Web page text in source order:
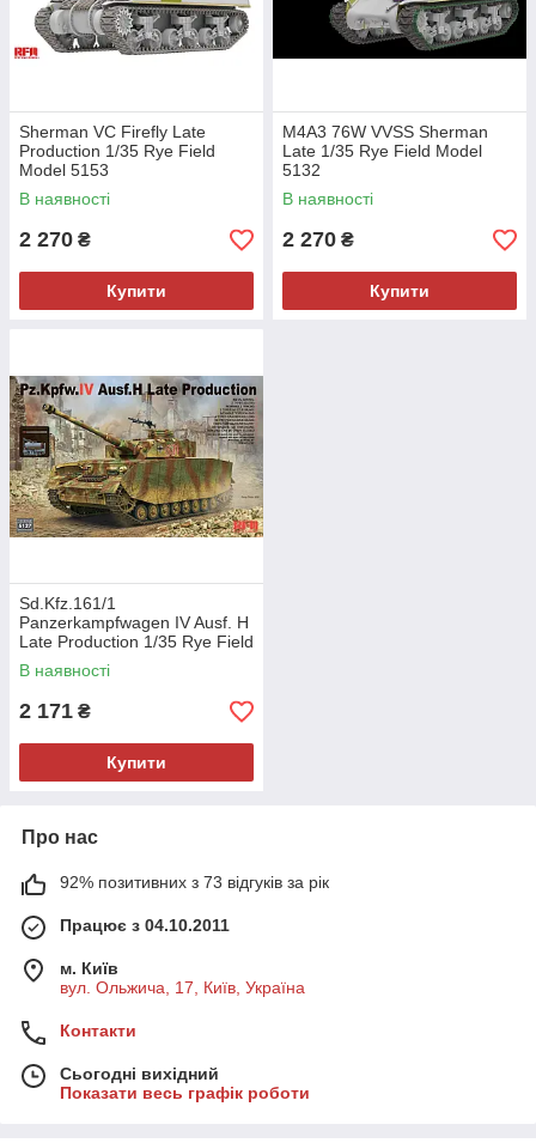
Sherman VC Firefly Late
Production 1/35 Rye Field
Model 5153
В наявності
2 270 ₴
Купити
M4A3 76W VVSS Sherman
Late 1/35 Rye Field Model
5132
В наявності
2 270 ₴
Купити
Sd.Kfz.161/1
Panzerkampfwagen IV Ausf. H
Late Production 1/35 Rye Field
Model 5127
В наявності
2 171 ₴
Купити
Про нас
92% позитивних з 73 відгуків за рік
Працює з 04.10.2011
м. Київ
вул. Ольжича, 17, Київ, Україна
Контакти
Сьогодні вихідний
Показати весь графік роботи